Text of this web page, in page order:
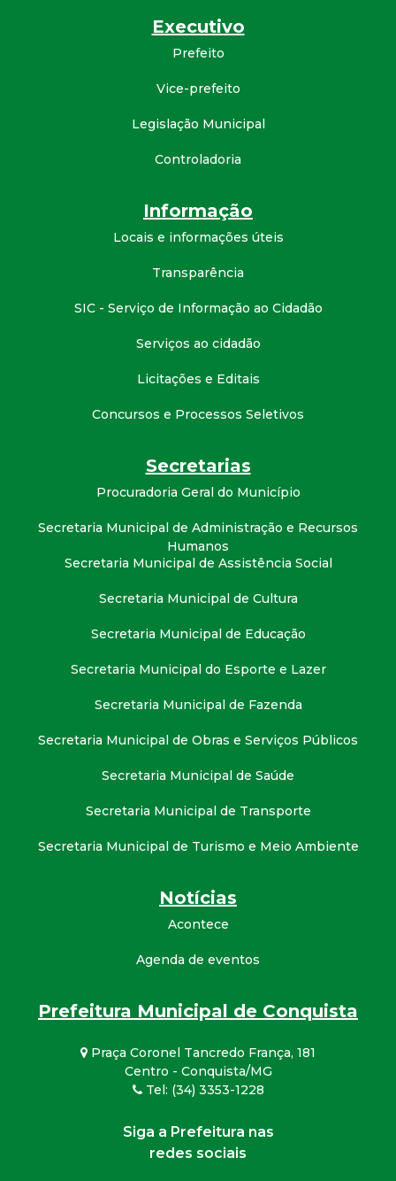
Executivo
Prefeito
Vice-prefeito
Legislação Municipal
Controladoria
Informação
Locais e informações úteis
Transparência
SIC - Serviço de Informação ao Cidadão
Serviços ao cidadão
Licitações e Editais
Concursos e Processos Seletivos
Secretarias
Procuradoria Geral do Município
Secretaria Municipal de Administração e Recursos
Humanos
Secretaria Municipal de Assistência Social
Secretaria Municipal de Cultura
Secretaria Municipal de Educação
Secretaria Municipal do Esporte e Lazer
Secretaria Municipal de Fazenda
Secretaria Municipal de Obras e Serviços Públicos
Secretaria Municipal de Saúde
Secretaria Municipal de Transporte
Secretaria Municipal de Turismo e Meio Ambiente
Notícias
Acontece
Agenda de eventos
Prefeitura Municipal de Conquista
Praça Coronel Tancredo França, 181
Centro - Conquista/MG
Tel: (34) 3353-1228
Siga a Prefeitura nas
redes sociais